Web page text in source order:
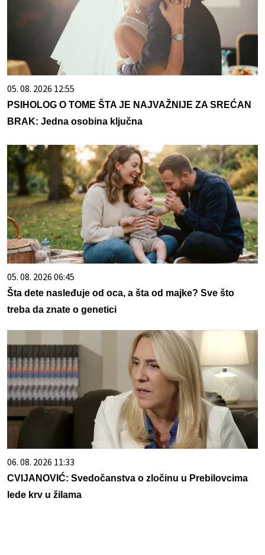
05. 08. 2026 12:55
PSIHOLOG O TOME ŠTA JE NAJVAŽNIJE ZA SREĆAN
BRAK: Jedna osobina ključna
05. 08. 2026 06:45
Šta dete nasleđuje od oca, a šta od majke? Sve što
treba da znate o genetici
06. 08. 2026 11:33
CVIJANOVIĆ: Svedočanstva o zločinu u Prebilovcima
lede krv u žilama